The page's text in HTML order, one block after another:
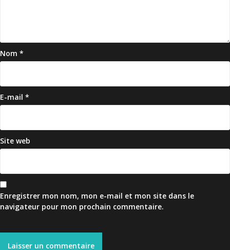
Nom *
E-mail *
Site web
Enregistrer mon nom, mon e-mail et mon site dans le
navigateur pour mon prochain commentaire.